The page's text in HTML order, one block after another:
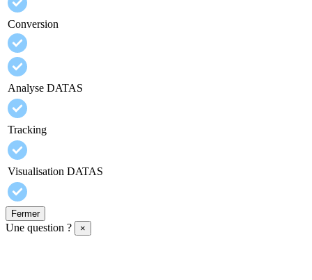
Conversion
Analyse DATAS
Tracking
Visualisation DATAS
Fermer
Une question ? ×